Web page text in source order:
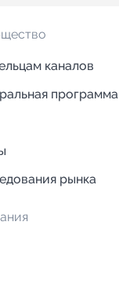
каналов
программа
рынка